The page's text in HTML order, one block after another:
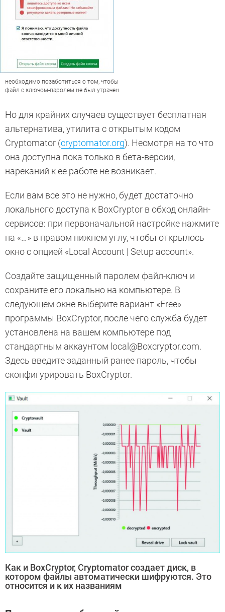
необходимо позаботиться о том, чтобы
файл с ключом-паролем не был утрачен
Но для крайних случаев существует бесплатная
альтернатива, утилита с открытым кодом
Cryptomator (cryptomator.org). Несмотря на то что
она доступна пока только в бета-версии,
нареканий к ее работе не возникает.
Если вам все это не нужно, будет достаточно
локального доступа к BoxCryptor в обход онлайн-
сервисов: при первоначальной настройке нажмите
на «…» в правом нижнем углу, чтобы открылось
окно с опцией «Local Account | Setup account».
Создайте защищенный паролем файл-ключ и
сохраните его локально на компьютере. В
следующем окне выберите вариант «Free»
программы BoxCryptor, после чего служба будет
установлена на вашем компьютере под
стандартным аккаунтом local@Boxcryptor.com.
Здесь введите заданный ранее пароль, чтобы
сконфигурировать BoxCryptor.
Как и BoxCryptor, Cryptomator создает диск, в
котором файлы автоматически шифруются. Это
относится и к их названиям